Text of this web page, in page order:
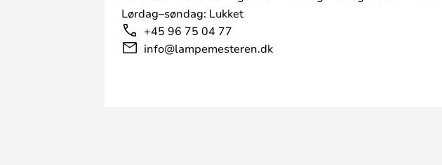
Lørdag–søndag: Lukket
+45 96 75 04 77
info@lampemesteren.dk